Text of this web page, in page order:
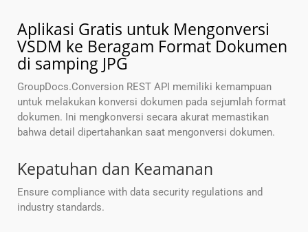
Aplikasi Gratis untuk Mengonversi
VSDM ke Beragam Format Dokumen
di samping JPG
GroupDocs.Conversion REST API memiliki kemampuan
untuk melakukan konversi dokumen pada sejumlah format
dokumen. Ini mengkonversi secara akurat memastikan
bahwa detail dipertahankan saat mengonversi dokumen.
Kepatuhan dan Keamanan
Ensure compliance with data security regulations and
industry standards.